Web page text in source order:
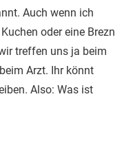
Auch wenn ich
oder eine Brezn
treffen uns ja beim
Arzt. Ihr könnt
Also: Was ist